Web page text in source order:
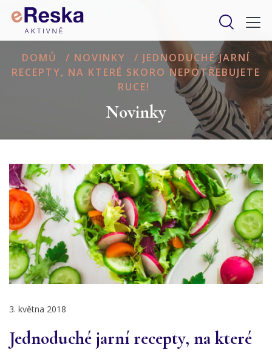
DOMŮ / NOVINKY / JEDNODUCHÉ JARNÍ
RECEPTY, NA KTERÉ SKORO NEPOTŘEBUJETE
RUCE!
Novinky
3. května 2018
Jednoduché jarní recepty, na které